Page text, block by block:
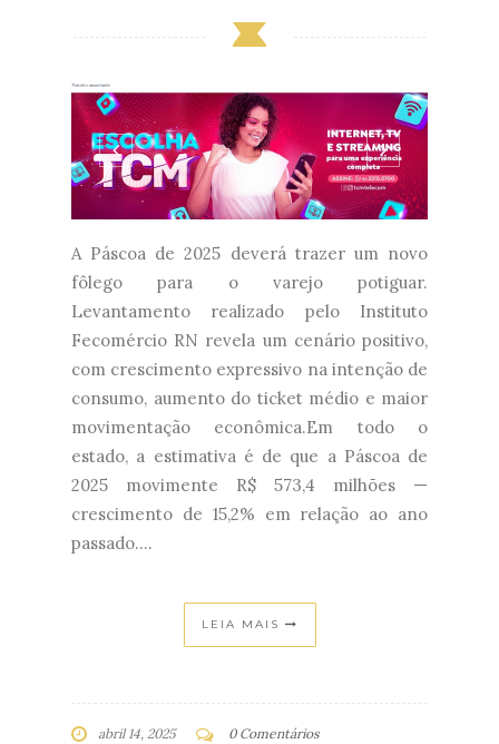
A Páscoa de 2025 deverá trazer um novo
fôlego para o varejo potiguar.
Levantamento realizado pelo Instituto
Fecomércio RN revela um cenário positivo,
com crescimento expressivo na intenção de
consumo, aumento do ticket médio e maior
movimentação econômica.Em todo o
estado, a estimativa é de que a Páscoa de
2025 movimente R$ 573,4 milhões —
crescimento de 15,2% em relação ao ano
passado....
LEIA MAIS
abril 14, 2025 0 Comentários